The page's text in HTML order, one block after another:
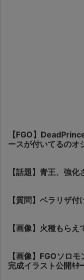
【FGO】
ースが付いてるのオ
【話題】青王、強
【質問】ベラリザ付
【画像】火種もら
【画像】FGOソロ
完成イラスト公